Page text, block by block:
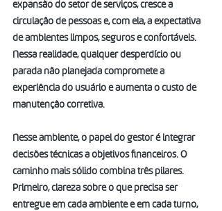
expansão do setor de serviços, cresce a
circulação de pessoas e, com ela, a expectativa
de ambientes limpos, seguros e confortáveis.
Nessa realidade, qualquer desperdício ou
parada não planejada compromete a
experiência do usuário e aumenta o custo de
manutenção corretiva.
Nesse ambiente, o papel do gestor é integrar
decisões técnicas a objetivos financeiros. O
caminho mais sólido combina três pilares.
Primeiro, clareza sobre o que precisa ser
entregue em cada ambiente e em cada turno,